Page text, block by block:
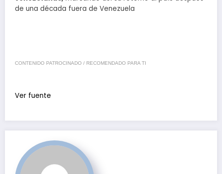
de una década fuera de Venezuela
CONTENIDO PATROCINADO / RECOMENDADO PARA TI
Ver fuente